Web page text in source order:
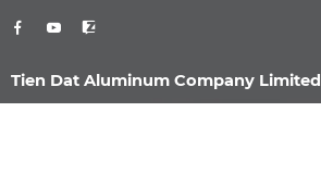
Tien Dat Aluminum Company Limited